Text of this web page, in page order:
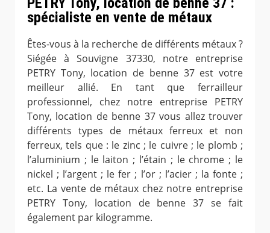
spécialiste en vente de métaux
Êtes-vous à la recherche de différents métaux ?
Siégée à Souvigne 37330, notre entreprise
PETRY Tony, location de benne 37 est votre
meilleur allié. En tant que ferrailleur
professionnel, chez notre entreprise PETRY
Tony, location de benne 37 vous allez trouver
différents types de métaux ferreux et non
ferreux, tels que : le zinc ; le cuivre ; le plomb ;
l’aluminium ; le laiton ; l’étain ; le chrome ; le
nickel ; l’argent ; le fer ; l’or ; l’acier ; la fonte ;
etc. La vente de métaux chez notre entreprise
PETRY Tony, location de benne 37 se fait
également par kilogramme.